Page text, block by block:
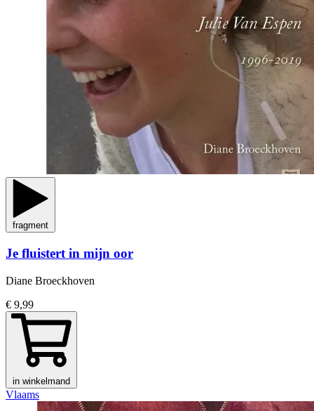
fragment
Je fluistert in mijn oor
Diane Broeckhoven
€ 9,99
in winkelmand
Vlaams